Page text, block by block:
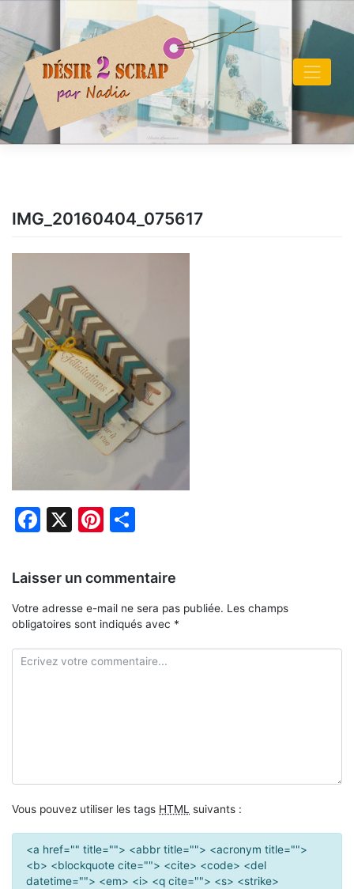
content
IMG_20160404_075617
Facebook
X Pinterest
Laisser un commentaire
Votre adresse e-mail ne sera pas publiée. Les champs
obligatoires sont indiqués avec *
Vous pouvez utiliser les tags HTML suivants :
<a href="" title=""> <abbr title=""> <acronym title="">
<b> <blockquote cite=""> <cite> <code> <del
datetime=""> <em> <i> <q cite=""> <s> <strike>